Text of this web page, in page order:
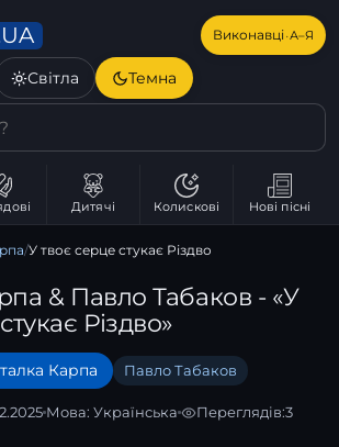
Виконавці·А–Я
Світла Темна
Дитячі Колискові Нові пісні
/У твоє серце стукає Різдво
& Павло Табаков - «У
Різдво»
Карпа Павло Табаков
Мова: Українська Переглядів:3